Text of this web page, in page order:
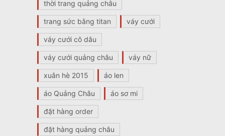
thời trang quảng châu
trang sức bằng titan váy cưới
váy cưới cô dâu
váy cưới quảng châu váy nữ
xuân hè 2015 áo len
áo Quảng Châu áo sơ mi
đặt hàng order
đặt hàng quảng châu